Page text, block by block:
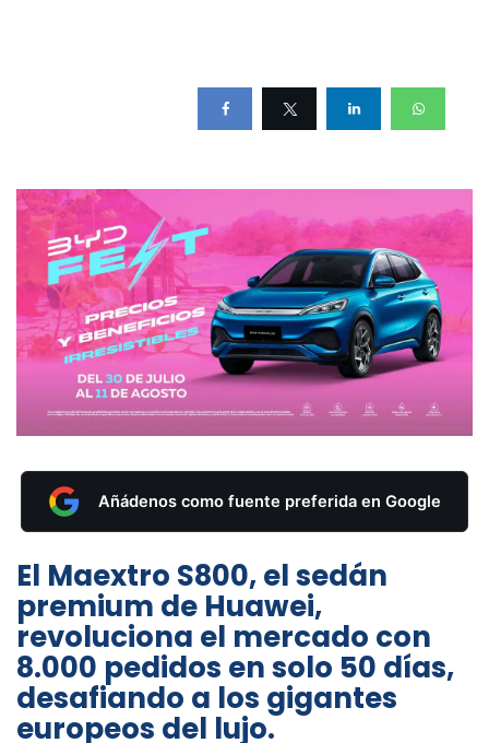
Añádenos como fuente preferida en Google
El Maextro S800, el sedán
premium de Huawei,
revoluciona el mercado con
8.000 pedidos en solo 50 días,
desafiando a los gigantes
europeos del lujo.